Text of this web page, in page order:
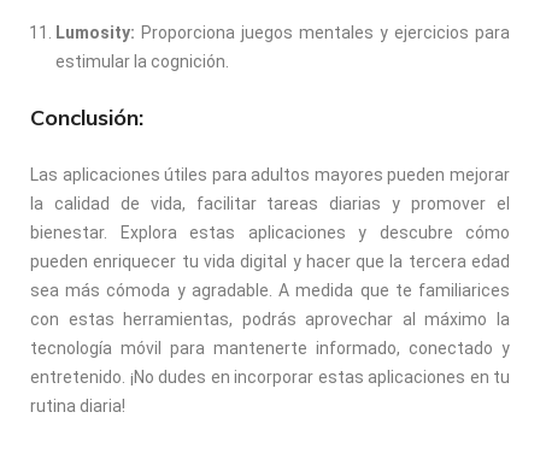
Lumosity: Proporciona juegos mentales y ejercicios para
estimular la cognición.
Conclusión:
Las aplicaciones útiles para adultos mayores pueden mejorar
la calidad de vida, facilitar tareas diarias y promover el
bienestar. Explora estas aplicaciones y descubre cómo
pueden enriquecer tu vida digital y hacer que la tercera edad
sea más cómoda y agradable. A medida que te familiarices
con estas herramientas, podrás aprovechar al máximo la
tecnología móvil para mantenerte informado, conectado y
entretenido. ¡No dudes en incorporar estas aplicaciones en tu
rutina diaria!